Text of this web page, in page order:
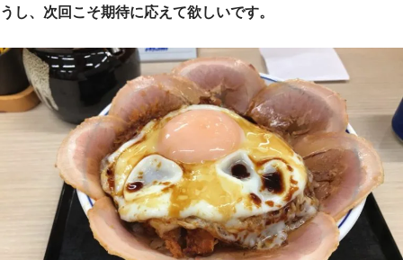
うし、次回こそ期待に応えて欲しいです。